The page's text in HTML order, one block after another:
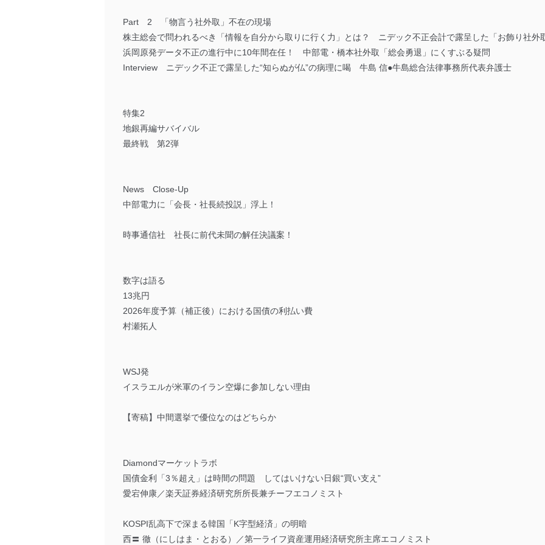
Part 2 「物言う社外取」不在の現場
株主総会で問われるべき「情報を自分から取りに行く力」とは？ ニデック不正会計で露呈した「お飾り社外
浜岡原発データ不正の進行中に10年間在任！ 中部電・橋本社外取「総会勇退」にくすぶる疑問
Interview ニデック不正で露呈した“知らぬが仏”の病理に喝 牛島 信●牛島総合法律事務所代表弁護士
特集2
地銀再編サバイバル
最終戦 第2弾
News Close-Up
中部電力に「会長・社長続投説」浮上！
時事通信社 社長に前代未聞の解任決議案！
数字は語る
13兆円
2026年度予算（補正後）における国債の利払い費
村瀬拓人
WSJ発
イスラエルが米軍のイラン空爆に参加しない理由
【寄稿】中間選挙で優位なのはどちらか
Diamondマーケットラボ
国債金利「3％超え」は時間の問題 してはいけない日銀“買い支え”
愛宕伸康／楽天証券経済研究所所長兼チーフエコノミスト
KOSPI乱高下で深まる韓国「K字型経済」の明暗
西〓 徹（にしはま・とおる）／第一ライフ資産運用経済研究所主席エコノミスト